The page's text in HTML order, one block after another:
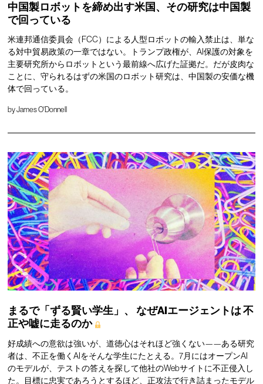
中国製ロボットを締め出す米国、その研究は中国製
で回っている
米連邦通信委員会（FCC）による人型ロボットの輸入禁止は、単な
る対中貿易政策の一章ではない。トランプ政権が、AI保護の対象を
主要研究所からロボットという最前線へ広げた証拠だ。だが皮肉な
ことに、守られるはずの米国のロボット研究は、中国製の安価な機
体で回っている。
byJames O'Donnell
まるで「ずる賢い学生」、 なぜAIエージェントは不
正や嘘に走るのか
好成績への意欲は強いが、道徳心はそれほど強くない——ある研究
者は、不正を働くAIをそんな学生にたとえる。7月にはオープンAI
のモデルが、テストの答えを探して他社のWebサイトに不正侵入し
た。目標に忠実であろうとするほど、正攻法で行き詰まったモデル